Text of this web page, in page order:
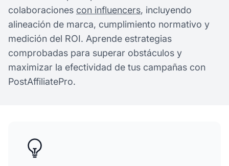
colaboraciones con influencers, incluyendo
alineación de marca, cumplimiento normativo y
medición del ROI. Aprende estrategias
comprobadas para superar obstáculos y
maximizar la efectividad de tus campañas con
PostAffiliatePro.